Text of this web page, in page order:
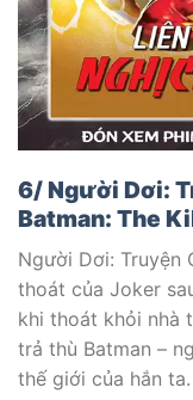
6/ Người Dơi:
Batman: The
Người Dơi: Truyện
thoát của Joker
khi thoát khỏi nhà
trả thù Batman –
thế giới của hắn ta.